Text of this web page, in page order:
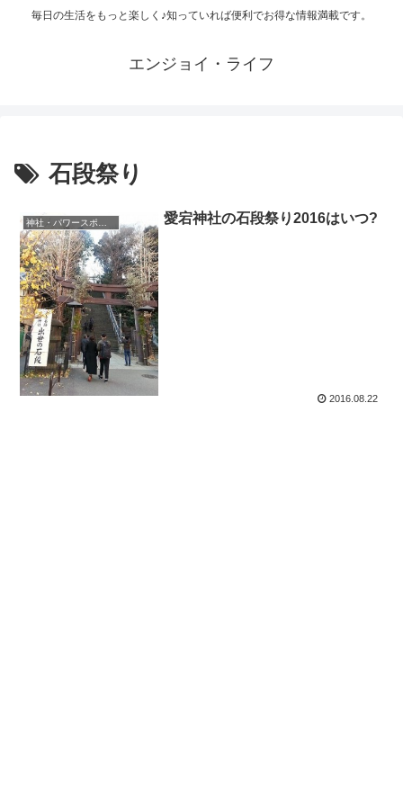
毎日の生活をもっと楽しく♪知っていれば便利でお得な情報満載です。
エンジョイ・ライフ
石段祭り
愛宕神社の石段祭り2016はいつ?
2016.08.22